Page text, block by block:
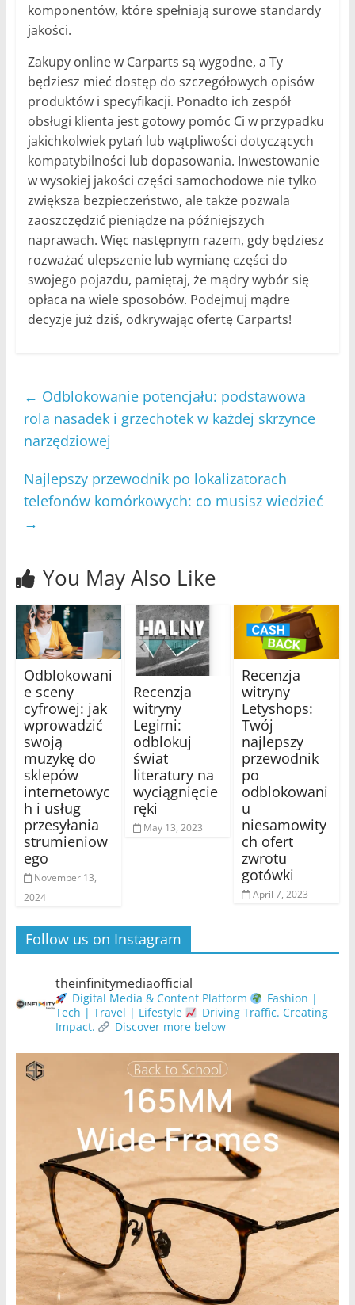
komponentów, które spełniają surowe standardy
jakości.
Zakupy online w Carparts są wygodne, a Ty
będziesz mieć dostęp do szczegółowych opisów
produktów i specyfikacji. Ponadto ich zespół
obsługi klienta jest gotowy pomóc Ci w przypadku
jakichkolwiek pytań lub wątpliwości dotyczących
kompatybilności lub dopasowania. Inwestowanie
w wysokiej jakości części samochodowe nie tylko
zwiększa bezpieczeństwo, ale także pozwala
zaoszczędzić pieniądze na późniejszych
naprawach. Więc następnym razem, gdy będziesz
rozważać ulepszenie lub wymianę części do
swojego pojazdu, pamiętaj, że mądry wybór się
opłaca na wiele sposobów. Podejmuj mądre
decyzje już dziś, odkrywając ofertę Carparts!
← Odblokowanie potencjału: podstawowa
rola nasadek i grzechotek w każdej skrzynce
narzędziowej
Najlepszy przewodnik po lokalizatorach
telefonów komórkowych: co musisz wiedzieć
→
You May Also Like
Odblokowani
e sceny
cyfrowej: jak
wprowadzić
swoją
muzykę do
sklepów
internetowyc
h i usług
przesyłania
strumieniow
ego
November 13,
2024
Recenzja
witryny
Legimi:
odblokuj
świat
literatury na
wyciągnięcie
ręki
May 13, 2023
Recenzja
witryny
Letyshops:
Twój
najlepszy
przewodnik
po
odblokowani
u
niesamowity
ch ofert
zwrotu
gotówki
April 7, 2023
Follow us on Instagram
theinfinitymediaofficial
Digital Media & Content Platform
Fashion |
Tech | Travel | Lifestyle
Driving Traffic. Creating
Impact.
Discover more below